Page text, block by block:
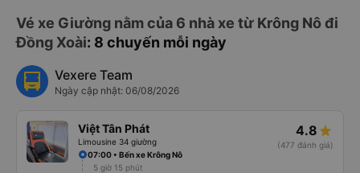
Vé xe Giường nằm của 6 nhà xe từ Krông Nô đi
Đồng Xoài: 8 chuyến mỗi ngày
Vexere Team
Ngày cập nhật: 06/08/2026
Việt Tân Phát
Limousine 34 giường
4.8
(477 đánh giá)
07:00 • Bến xe Krông Nô
5 giờ 15 phút